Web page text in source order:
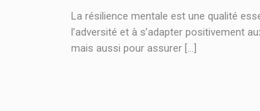
La résilience mentale est une qualité
l’adversité et à s’adapter positivement
mais aussi pour assurer […]